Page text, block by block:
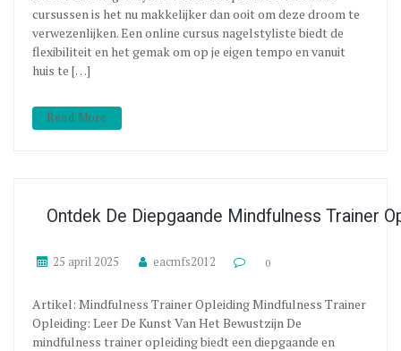
cursussen is het nu makkelijker dan ooit om deze droom te
verwezenlijken. Een online cursus nagelstyliste biedt de
flexibiliteit en het gemak om op je eigen tempo en vanuit
huis te […]
Read More
Ontdek De Diepgaande Mindfulness Trainer
25 april 2025 eacmfs2012 0
Artikel: Mindfulness Trainer Opleiding Mindfulness Trainer
Opleiding: Leer De Kunst Van Het Bewustzijn De
mindfulness trainer opleiding biedt een diepgaande en